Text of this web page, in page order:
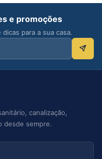
e promoções
para a sua casa.
canalização,
desde sempre.